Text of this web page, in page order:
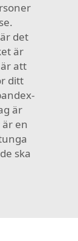
det
är
att
ditt
är
en
ska